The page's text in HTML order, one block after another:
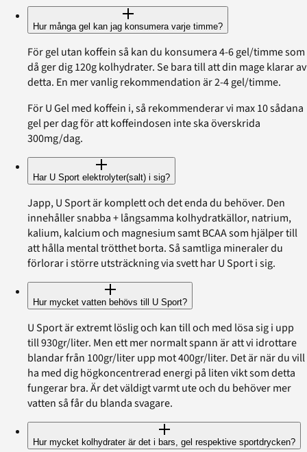
Hur många gel kan jag konsumera varje timme?
För gel utan koffein så kan du konsumera 4-6 gel/timme som
då ger dig 120g kolhydrater. Se bara till att din mage klarar av
detta. En mer vanlig rekommendation är 2-4 gel/timme.
För U Gel med koffein i, så rekommenderar vi max 10 sådana
gel per dag för att koffeindosen inte ska överskrida
300mg/dag.
Har U Sport elektrolyter(salt) i sig?
Japp, U Sport är komplett och det enda du behöver. Den
innehåller snabba + långsamma kolhydratkällor, natrium,
kalium, kalcium och magnesium samt BCAA som hjälper till
att hålla mental trötthet borta. Så samtliga mineraler du
förlorar i större utsträckning via svett har U Sport i sig.
Hur mycket vatten behövs till U Sport?
U Sport är extremt löslig och kan till och med lösa sig i upp
till 930gr/liter. Men ett mer normalt spann är att vi idrottare
blandar från 100gr/liter upp mot 400gr/liter. Det är när du vill
ha med dig högkoncentrerad energi på liten vikt som detta
fungerar bra. Är det väldigt varmt ute och du behöver mer
vatten så får du blanda svagare.
Hur mycket kolhydrater är det i bars, gel respektive sportdrycken?